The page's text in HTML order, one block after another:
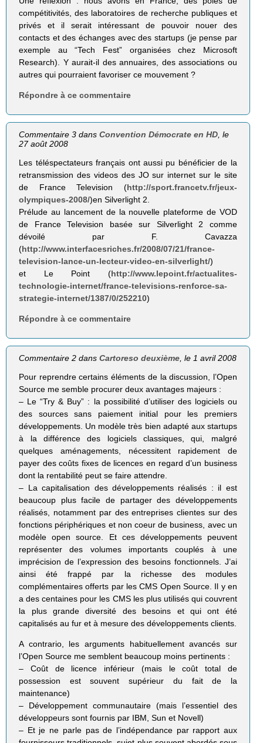
compétitivités, des laboratoires de recherche publiques et
privés et il serait intéressant de pouvoir nouer des
contacts et des échanges avec des startups (je pense par
exemple au “Tech Fest” organisées chez Microsoft
Research). Y aurait-il des annuaires, des associations ou
autres qui pourraient favoriser ce mouvement ?
Répondre à ce commentaire
Commentaire 3 dansConvention Démocrate en HD , le
27 août 2008
Les téléspectateurs français ont aussi pu bénéficier de la
retransmission des videos des JO sur internet sur le site
de France Television (http://sport.francetv.fr/jeux-
olympiques-2008/)en Silverlight 2.
Prélude au lancement de la nouvelle plateforme de VOD
de France Television basée sur Silverlight 2 comme
dévoilé par F. Cavazza
(http://www.interfacesriches.fr/2008/07/21/france-
television-lance-un-lecteur-video-en-silverlight/)
et Le Point (http://www.lepoint.fr/actualites-
technologie-internet/france-televisions-renforce-sa-
strategie-internet/1387/0/252210)
Répondre à ce commentaire
Commentaire 2 dansCartoreso deuxième , le 1 avril 2008
Pour reprendre certains éléments de la discussion, l’Open
Source me semble procurer deux avantages majeurs :
– Le “Try & Buy” : la possibilité d’utiliser des logiciels ou
des sources sans paiement initial pour les premiers
développements. Un modèle très bien adapté aux startups
à la différence des logiciels classiques, qui, malgré
quelques aménagements, nécessitent rapidement de
payer des coûts fixes de licences en regard d’un business
dont la rentabilité peut se faire attendre.
– La capitalisation des développements réalisés : il est
beaucoup plus facile de partager des développements
réalisés, notamment par des entreprises clientes sur des
fonctions périphériques et non coeur de business, avec un
modèle open source. Et ces développements peuvent
représenter des volumes importants couplés à une
imprécision de l’expression des besoins fonctionnels. J’ai
ainsi été frappé par la richesse des modules
complémentaires offerts par les CMS Open Source. Il y en
a des centaines pour les CMS les plus utilisés qui couvrent
la plus grande diversité des besoins et qui ont été
capitalisés au fur et à mesure des développements clients.
A contrario, les arguments habituellement avancés sur
l’Open Source me semblent beaucoup moins pertinents :
– Coût de licence inférieur (mais le coût total de
possession est souvent supérieur du fait de la
maintenance)
– Développement communautaire (mais l’essentiel des
développeurs sont fournis par IBM, Sun et Novell)
– Et je ne parle pas de l’indépendance par rapport aux